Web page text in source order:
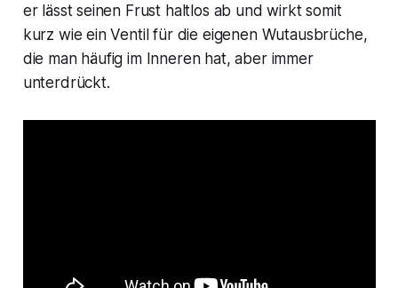
er lässt seinen Frust haltlos ab und wirkt somit
kurz wie ein Ventil für die eigenen Wutausbrüche,
die man häufig im Inneren hat, aber immer
unterdrückt.